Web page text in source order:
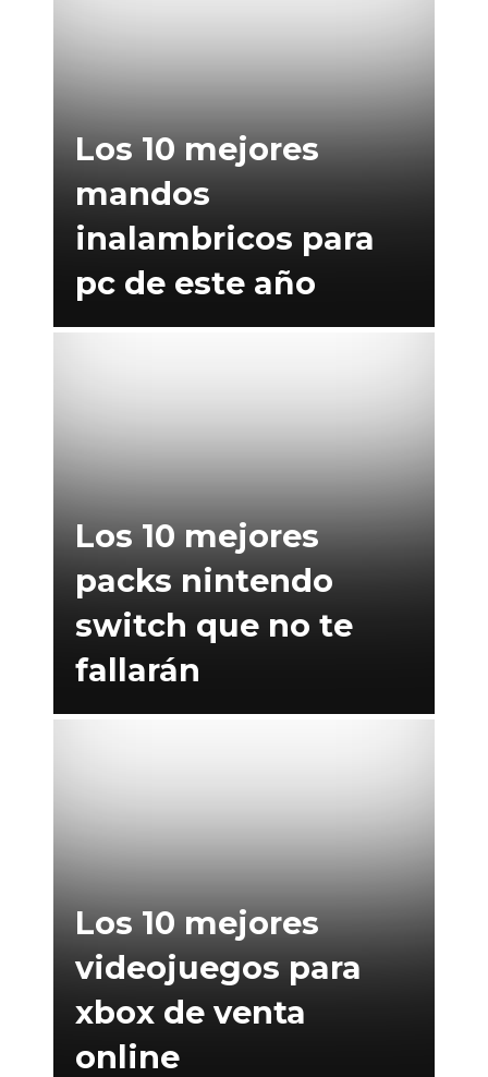
Los 10 mejores
mandos
inalambricos para
pc de este año
Los 10 mejores
packs nintendo
switch que no te
fallarán
Los 10 mejores
videojuegos para
xbox de venta
online